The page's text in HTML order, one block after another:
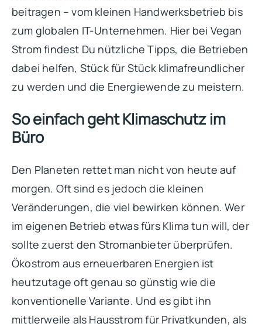
beitragen – vom kleinen Handwerksbetrieb bis
zum globalen IT-Unternehmen. Hier bei Vegan
Strom findest Du nützliche Tipps, die Betrieben
dabei helfen, Stück für Stück klimafreundlicher
zu werden und die Energiewende zu meistern.
So einfach geht Klimaschutz im
Büro
Den Planeten rettet man nicht von heute auf
morgen. Oft sind es jedoch die kleinen
Veränderungen, die viel bewirken können. Wer
im eigenen Betrieb etwas fürs Klima tun will, der
sollte zuerst den Stromanbieter überprüfen.
Ökostrom aus erneuerbaren Energien ist
heutzutage oft genau so günstig wie die
konventionelle Variante. Und es gibt ihn
mittlerweile als Hausstrom für Privatkunden, als